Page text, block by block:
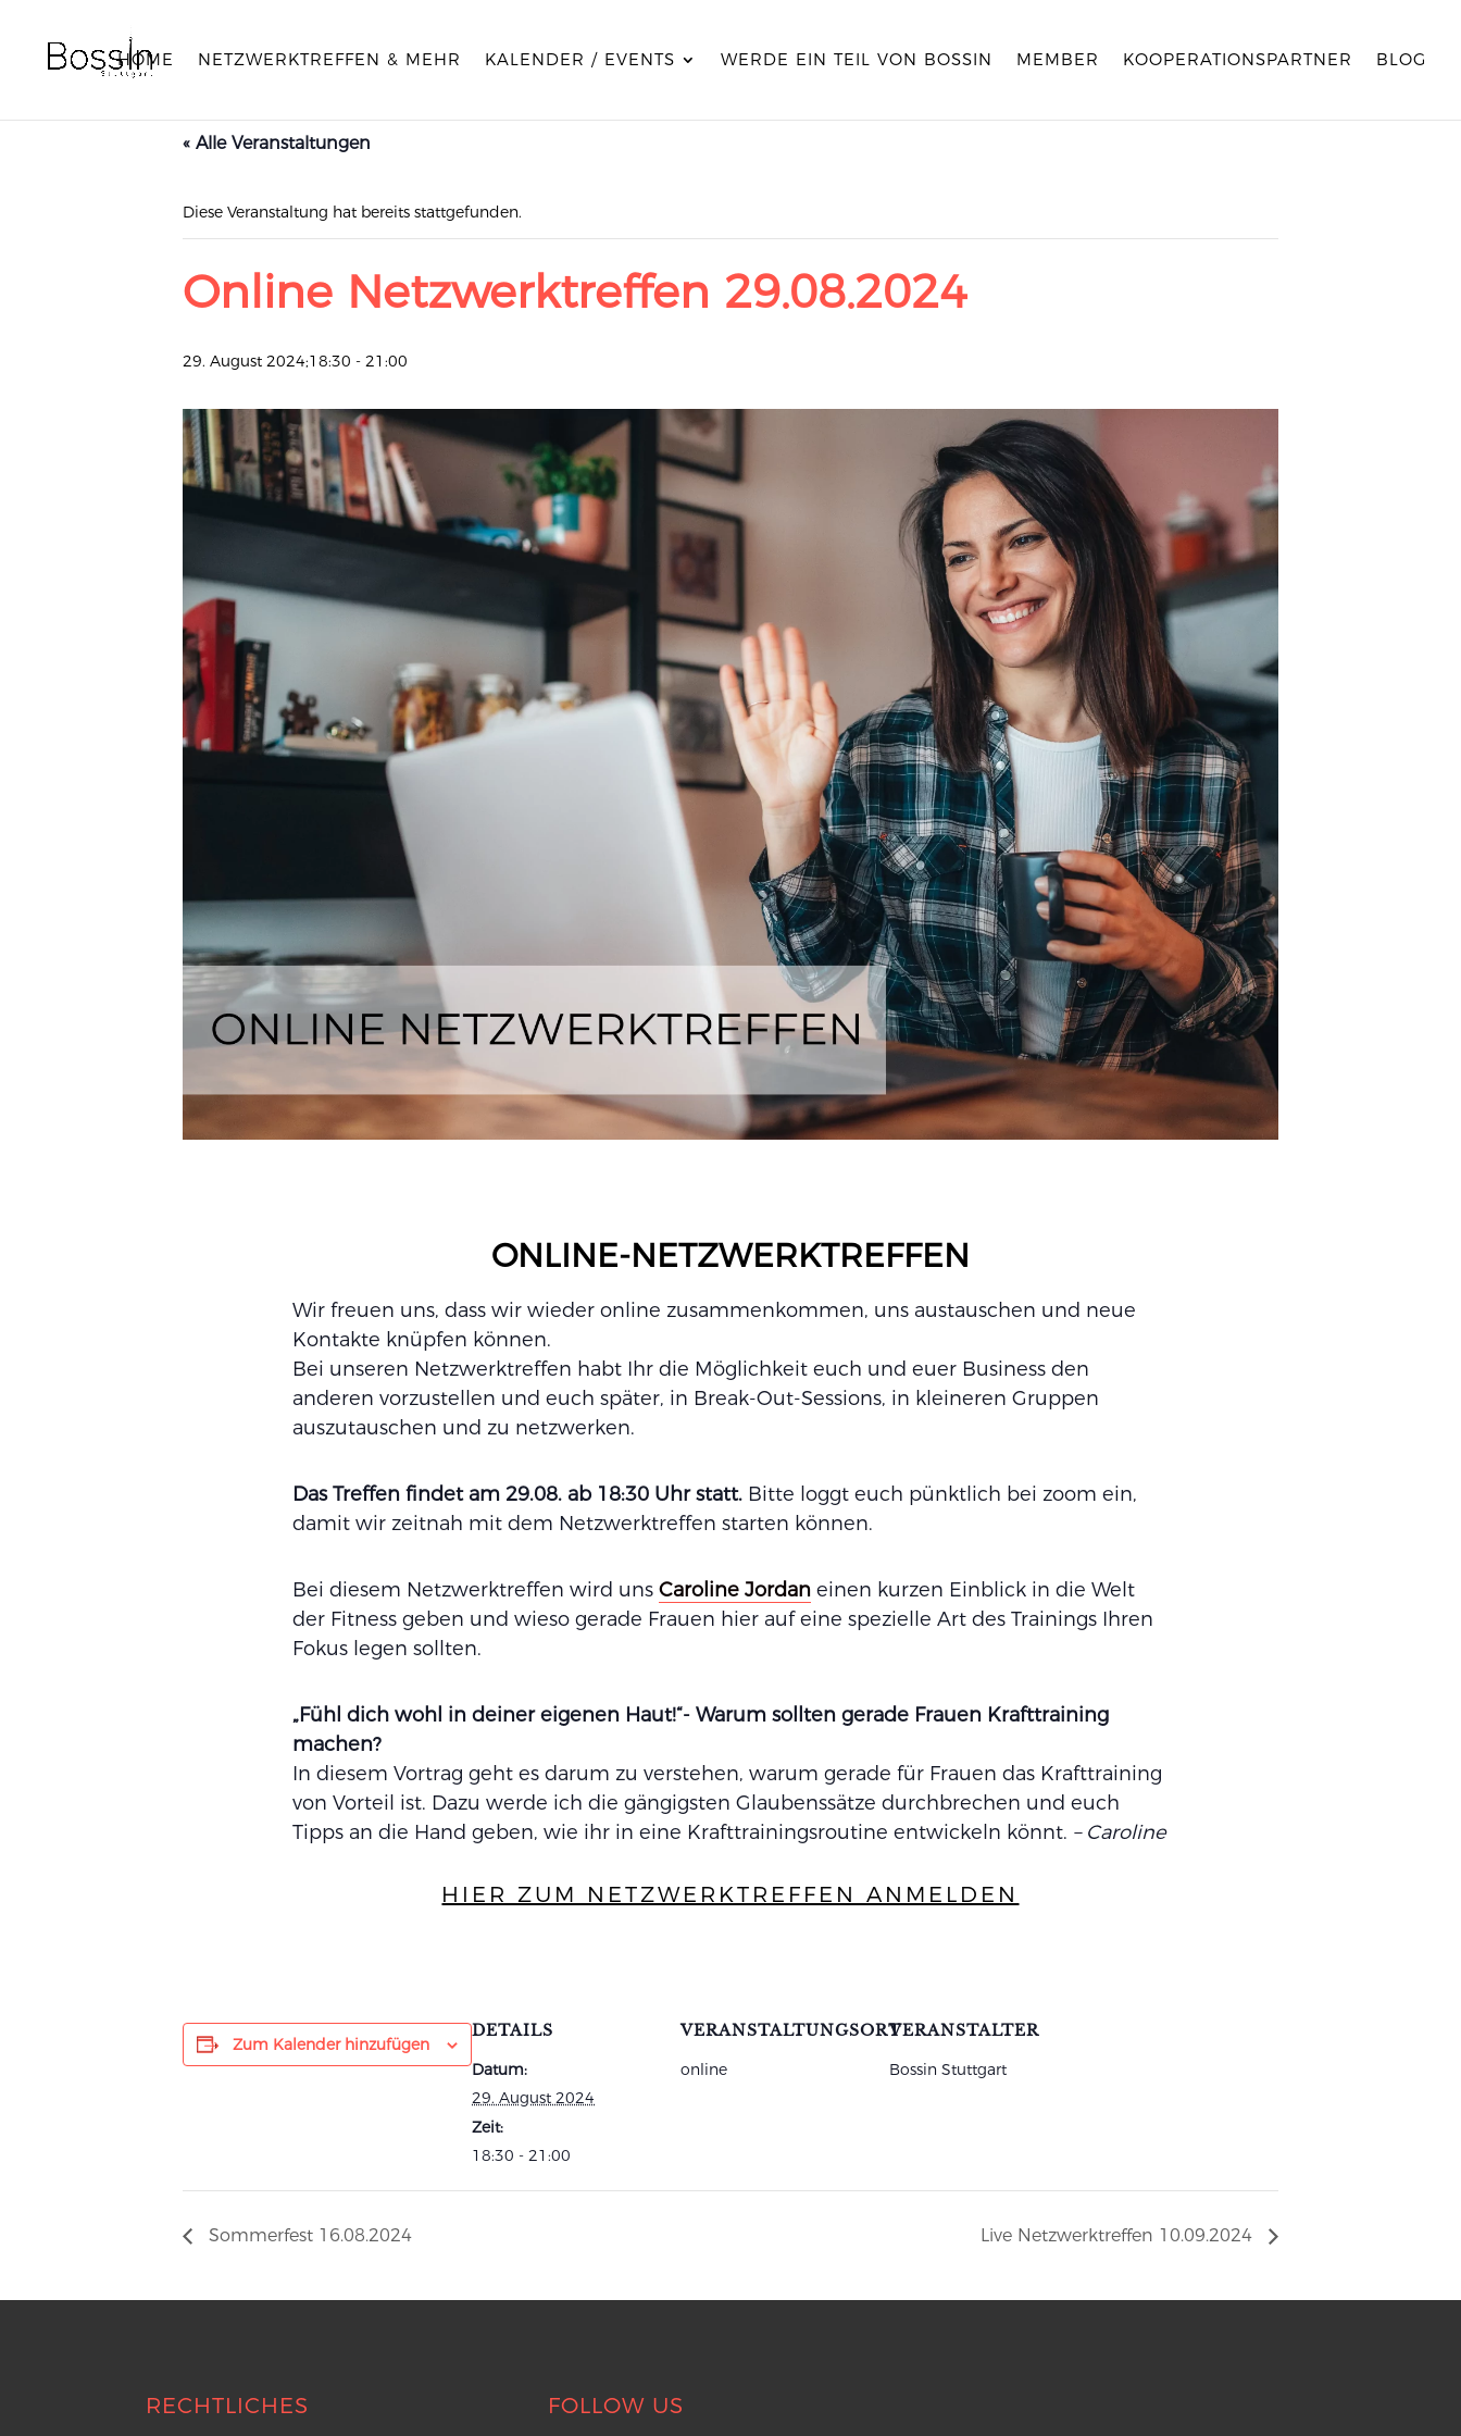
HOME NETZWERKTREFFEN & MEHR KALENDER / EVENTS WERDE EIN TEIL VON BOSSIN MEMBER KOOPERATIONSPARTNER BLOG
« Alle Veranstaltungen
Diese Veranstaltung hat bereits stattgefunden.
Online Netzwerktreffen 29.08.2024
29. August 2024;18:30 - 21:00
ONLINE-NETZWERKTREFFEN
Wir freuen uns, dass wir wieder online zusammenkommen, uns austauschen und neue
Kontakte knüpfen können.
Bei unseren Netzwerktreffen habt Ihr die Möglichkeit euch und euer Business den
anderen vorzustellen und euch später, in Break-Out-Sessions, in kleineren Gruppen
auszutauschen und zu netzwerken.
Das Treffen findet am 29.08. ab 18:30 Uhr statt.Bitte loggt euch pünktlich bei zoom ein,
damit wir zeitnah mit dem Netzwerktreffen starten können.
Bei diesem Netzwerktreffen wird uns Caroline Jordaneinen kurzen Einblick in die Welt
der Fitness geben und wieso gerade Frauen hier auf eine spezielle Art des Trainings Ihren
Fokus legen sollten.
„Fühl dich wohl in deiner eigenen Haut!“- Warum sollten gerade Frauen Krafttraining
machen?
In diesem Vortrag geht es darum zu verstehen, warum gerade für Frauen das Krafttraining
von Vorteil ist. Dazu werde ich die gängigsten Glaubenssätze durchbrechen und euch
Tipps an die Hand geben, wie ihr in eine Krafttrainingsroutine entwickeln könnt. – Caroline
HIER ZUM NETZWERKTREFFEN ANMELDEN
Zum Kalender hinzufügen
DETAILS
Datum:
29. August 2024
Zeit:
18:30 - 21:00
VERANSTALTUNGSORT
online
VERANSTALTER
Bossin Stuttgart
Sommerfest 16.08.2024 Live Netzwerktreffen 10.09.2024
RECHTLICHES FOLLOW US